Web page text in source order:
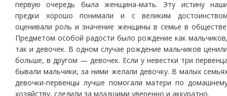
первую очередь была женщина-мать. Эту истину
предки хорошо понимали и с великим
оценивали роль и значение женщины в семье в
Предметом особой радости было рождение как
так и девочек. В одном случае рождение мальчиков
больше, в другом — девочек. Если у невестки три
бывали мальчики, за ними желали девочку. В малых
девочки-первенцы лучше помогали матери по
хозяйству, следили за младшими уверенно и аккуратно.